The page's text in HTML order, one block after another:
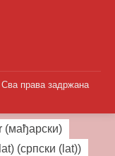
права задржана
(мађарски)
(српски (lat))